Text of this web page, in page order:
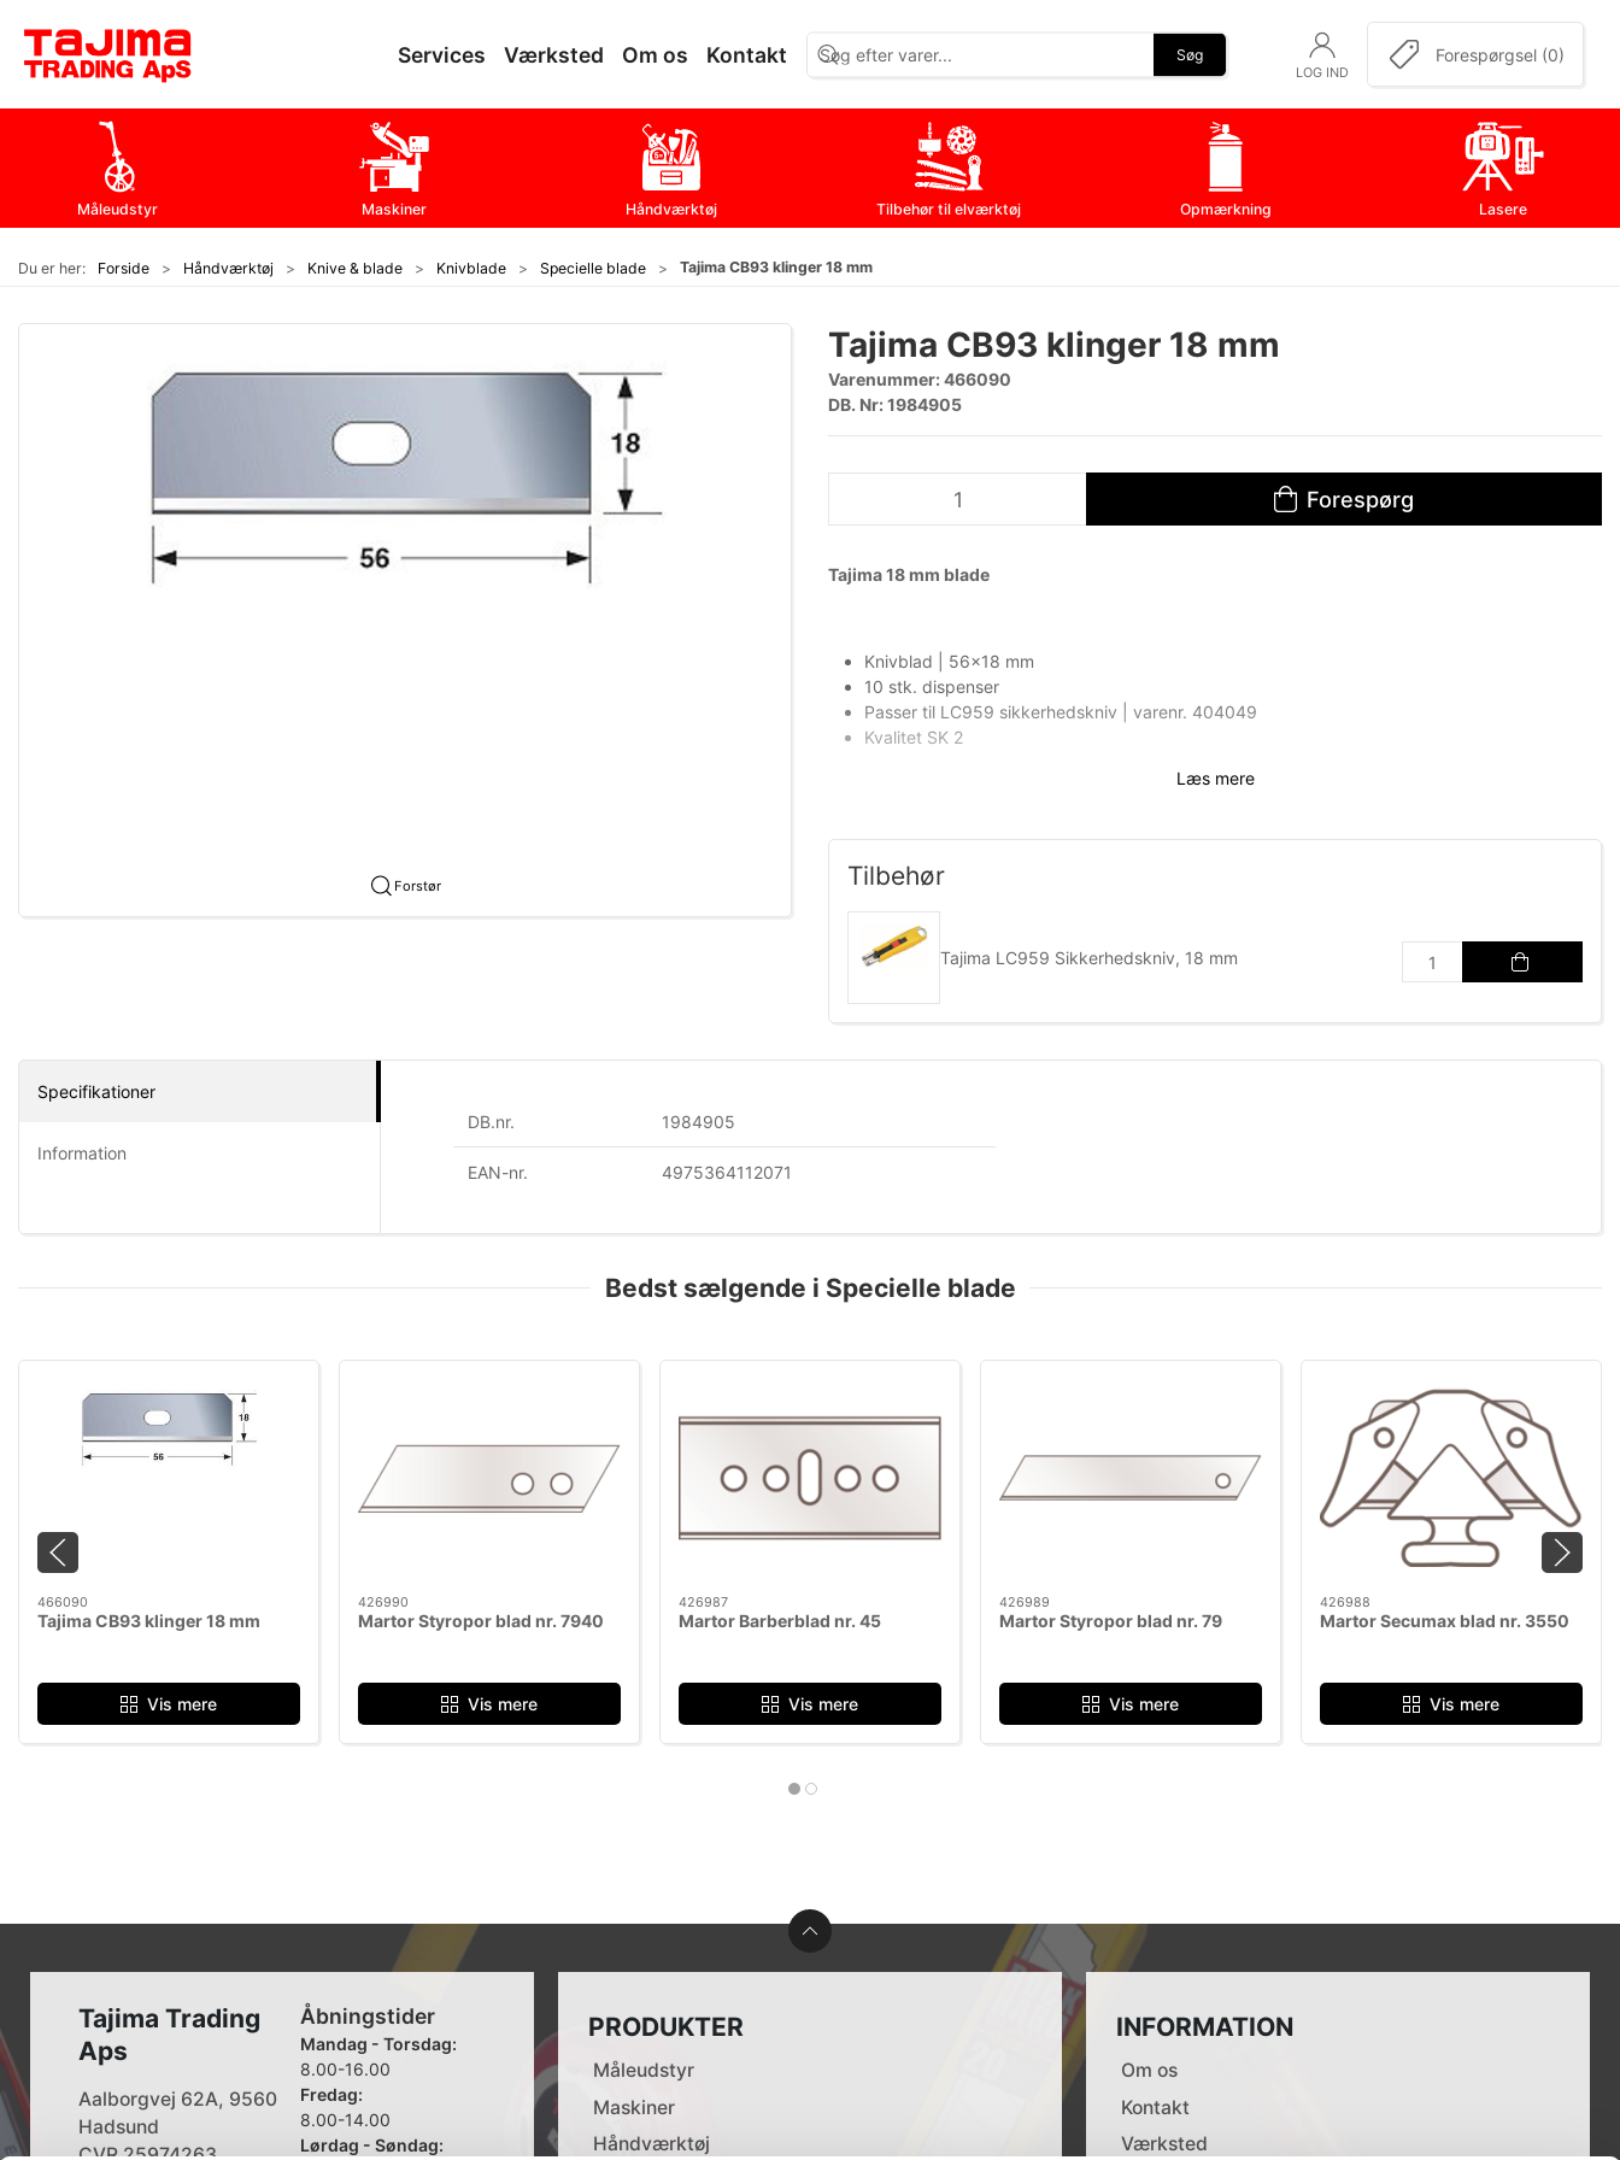
Services Værksted Om os Kontakt Søg
LOG IND
Forespørgsel (0)
Måleudstyr Maskiner Håndværktøj Tilbehør til elværktøj Opmærkning Lasere
Du er her: Forside Håndværktøj Knive & blade Knivblade Specielle blade Tajima CB93 klinger 18 mm
Forstør
Tajima CB93 klinger 18 mm
Varenummer:466090
DB. Nr: 1984905
Forespørg
​Tajima 18 mm blade
Knivblad | 56x18 mm
10 stk. dispenser
Passer til LC959 sikkerhedskniv | varenr. 404049
Kvalitet SK 2
Mere information
Læs mere
Tilbehør
Tajima LC959 Sikkerhedskniv, 18 mm
Specifikationer
Information
DB.nr. 1984905
EAN-nr. 4975364112071
Bedst sælgende i Specielle blade
466090
Tajima CB93 klinger 18 mm
Vis mere
426990
Martor Styropor blad nr. 7940
Vis mere
426987
Martor Barberblad nr. 45
Vis mere
426989
Martor Styropor blad nr. 79
Vis mere
426988
Martor Secumax blad nr. 3550
Vis mere
Tajima Trading
Aps
Aalborgvej 62A, 9560
Hadsund
CVR 25974263
Åbningstider
Mandag - Torsdag:
8.00-16.00
Fredag:
8.00-14.00
Lørdag - Søndag:
PRODUKTER
Måleudstyr
Maskiner
Håndværktøj
INFORMATION
Om os
Kontakt
Værksted